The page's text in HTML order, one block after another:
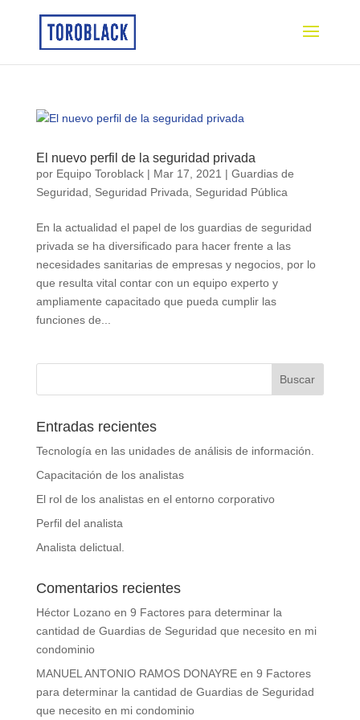
El nuevo perfil de la seguridad privada
por Equipo Toroblack| Mar 17, 2021 | Guardias de
Seguridad
Seguridad Privada Seguridad Pública
En la actualidad el papel de los guardias de seguridad
privada se ha diversificado para hacer frente a las
necesidades sanitarias de empresas y negocios, por lo
que resulta vital contar con un equipo experto y
ampliamente capacitado que pueda cumplir las
funciones de...
Entradas recientes
Tecnología en las unidades de análisis de información.
Capacitación de los analistas
El rol de los analistas en el entorno corporativo
Perfil del analista
Analista delictual.
Comentarios recientes
Héctor Lozanoen 9 Factores para determinar la
cantidad de Guardias de Seguridad que necesito en mi
condominio
MANUEL ANTONIO RAMOS DONAYREen 9 Factores
para determinar la cantidad de Guardias de Seguridad
que necesito en mi condominio